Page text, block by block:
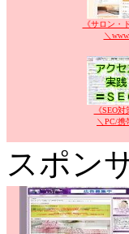
《サロン・
＼
《SEO
＼PC/携
スポン